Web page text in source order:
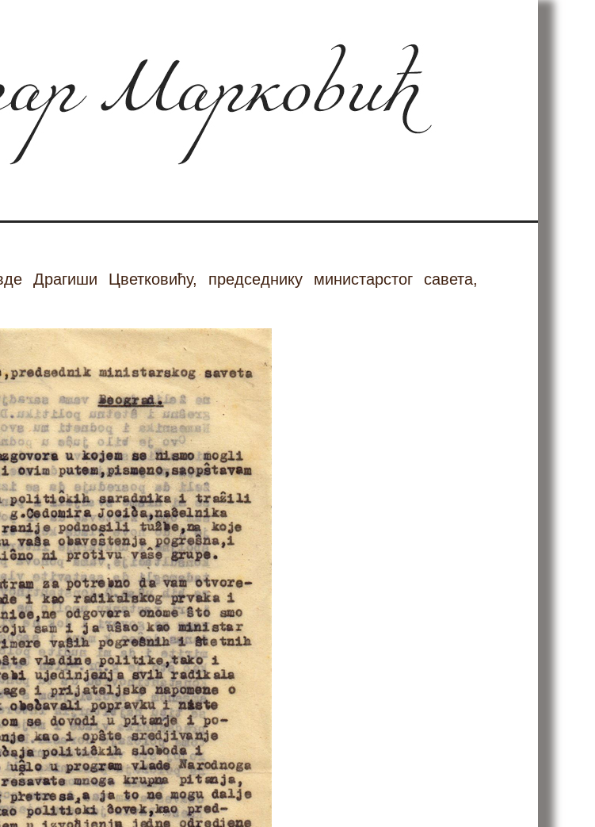
Драгиши Цветковићу, председнику министарстог савета,